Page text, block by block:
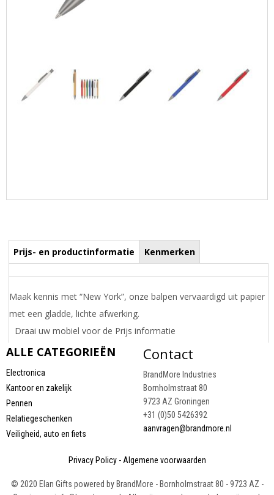
Prijs- en productinformatie Kenmerken
Maak kennis met “New York”, onze balpen vervaardigd uit papier
met een gladde, lichte afwerking.
Draai uw mobiel voor de Prijs informatie
LAATST BEKEKEN PRODUCTEN
Contact
BrandMore Industries
Bornholmstraat 80
9723 AZ Groningen
+31 (0)50 5426392
aanvragen@brandmore.nl
ALLE CATEGORIEËN
Electronica
Kantoor en zakelijk
Pennen
Relatiegeschenken
Veiligheid, auto en fiets
Privacy Policy- Algemene voorwaarden
© 2020 Elan Gifts powered by BrandMore - Bornholmstraat 80 - 9723 AZ -